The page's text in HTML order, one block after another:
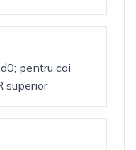
pentru cai
superior